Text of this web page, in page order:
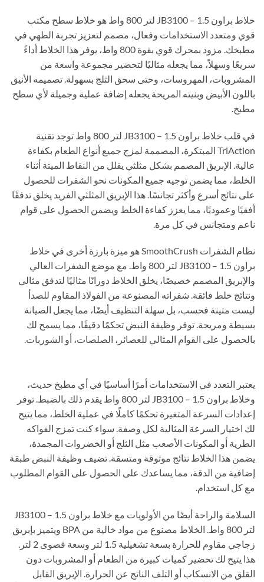
خلاط براون JB3100 – 1.5 لتر 800 واط هو خلاط سطح مكتب
قوي ومتعدد الاستخدامات وفعال، مصمم لتعزيز تجربة الطهي في
مطبخك. مزود بمحرك قوي بقوة 800 واط، يوفر هذا الخلاط أداءً
سريعًا وسهلاً، مما يجعله مثاليًا لتحضير مجموعة واسعة من
المشروبات، المهروسات، وحتى سحق الثلج بسهولة. تصميمه الأنيق
باللون الأبيض وبنيته المريحة يجعله إضافة عملية وجميلة لأي سطح
مطبخ.
في قلب خلاط براون JB3100 – 1.5 لتر 800 واط توجد تقنية
TriAction المبتكرة، المصممة لمزج جميع أنواع الطعام بكفاءة
عالية. الإبريق المصمم بشكل مثلثي يقلل من النقاط الميتة أثناء
الخلط، مما يضمن توجيه جميع المكونات نحو الشفرات للحصول
على نتائج أسرع وأكثر تجانسًا. هذا الإبريق المثلثي الفريد يخلق تدفقًا
أفقيًا وعموديًا، مما يعزز كفاءة الخلط ويضمن الحصول على قوام
ناعم ومتجانس في كل مرة.
نظام الشفرات SmoothCrush هو ميزة بارزة أخرى في خلاط
براون JB3100 – 1.5 لتر 800 واط. مع موضع الشفرات العالي
والإبريق المصمم خصيصًا، يخلق الخلاط دورانًا مثاليًا لتدفق مثالي
ونتائج خلط فائقة. شفراته المصنوعة من الفولاذ المقاوم للصدأ
ليست متينة فحسب، بل سهلة التنظيف أيضًا، مما يجعل الصيانة
بسيطة ومريحة. توفر وظيفة النبض تحكمًا دقيقًا، مما يسمح لك
بالحصول على القوام المثالي للعصائر، الصلصات، أو الشوربات.
يعتبر التعدد في الاستخدامات أمرًا أساسيًا في أي مطبخ حديث،
وخلاط براون JB3100 – 1.5 لتر 800 واط يقدم ذلك بالضبط. توفر
إعدادات السرعة المتغيرة تحكمًا كاملًا في عملية الخلط، مما يتيح
لك اختيار السرعة المثالية لكل وصفة. سواء كنت تمزج الفواكه
الطرية أو المكونات الأصعب مثل الثلج أو الخضروات المجمدة،
يضمن هذا الخلاط نتائج موثوقة ومتسقة. تضيف وظيفة النبض طبقة
إضافية من الدقة، مما يساعدك على الحصول على القوام المطلوب
مع كل استخدام.
السلامة والراحة أيضًا من الأولويات مع خلاط براون JB3100 – 1.5
لتر 800 واط. الخلاط مصنوع من مواد خالية من BPA ويتميز بإبريق
زجاجي مقاوم للحرارة بسعة تشغيلية 1.5 لتر وسعة قصوى 2 لتر.
هذا يتيح لك تحضير كميات كبيرة من الطعام أو المشروبات دون
القلق من الانسكاب أو التلف الناتج عن الحرارة. الإبريق القابل